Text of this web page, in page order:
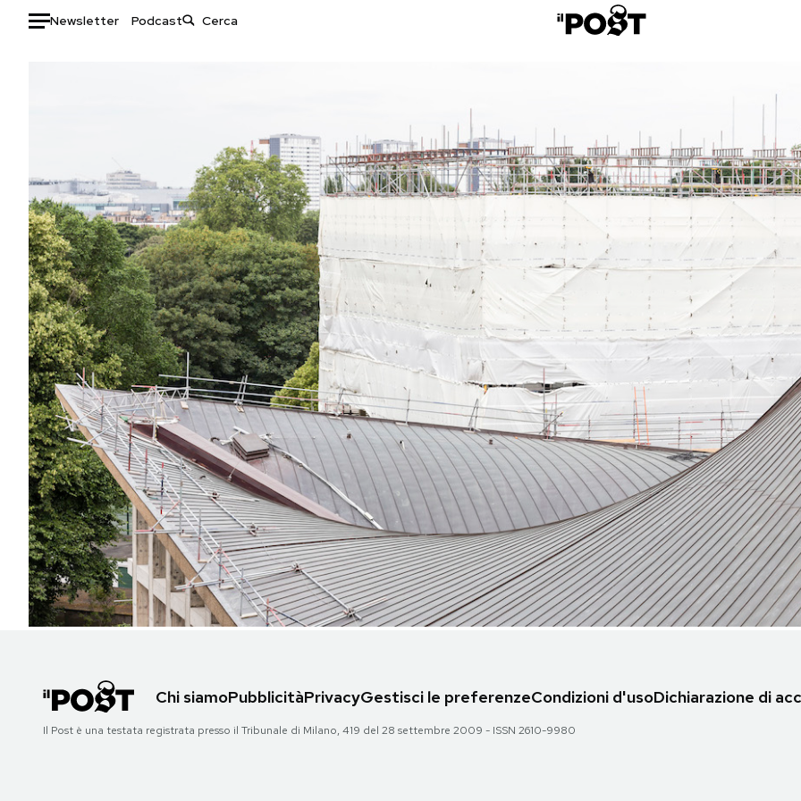
Newsletter Podcast
Mondo
Politica
Tecnologia
Internet
Scienza
Cultura
Economia
Sport
Moda
Libri
Consumismi
Storie/Idee
Ok Boomer!
Media
Europa
Altrecose
Mondiali calcio 2026
PODCAST
NEWSLETTER
I MIEI PREFERITI
SHOP
AREA PERSONALE
Chi siamoPubblicitàPrivacyGestisci le preferenzeCondizioni d'usoDichiarazione di
Il Post è una testata registrata presso il Tribunale di Milano, 419 del 28 settembre 2009 - ISSN 2610-9980